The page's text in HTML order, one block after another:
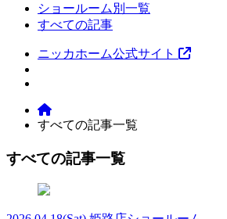
ショールーム別一覧
すべての記事
ニッカホーム公式サイト
すべての記事一覧
すべての記事一覧